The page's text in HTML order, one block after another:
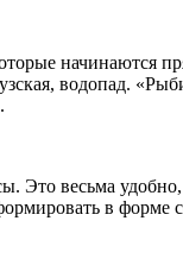
начинаются
водопад.
весьма
в форме